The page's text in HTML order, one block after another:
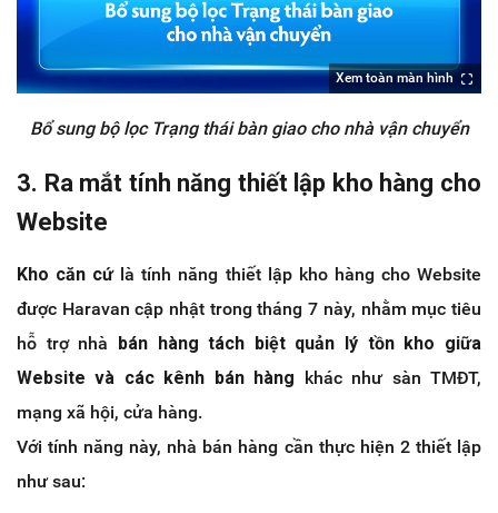
Xem toàn màn hình
Bổ sung bộ lọc Trạng thái bàn giao cho nhà vận chuyển
3. Ra mắt tính năng thiết lập kho hàng cho
Website
Kho căn cứlà tính năng thiết lập kho hàng cho Website
được Haravan cập nhật trong tháng 7 này, nhằm mục tiêu
hỗ trợ nhà bán hàng tách biệt quản lý tồn kho giữa
Website và các kênh bán hàng khác như sàn TMĐT,
mạng xã hội, cửa hàng.
Với tính năng này, nhà bán hàng cần thực hiện 2 thiết lập
như sau: